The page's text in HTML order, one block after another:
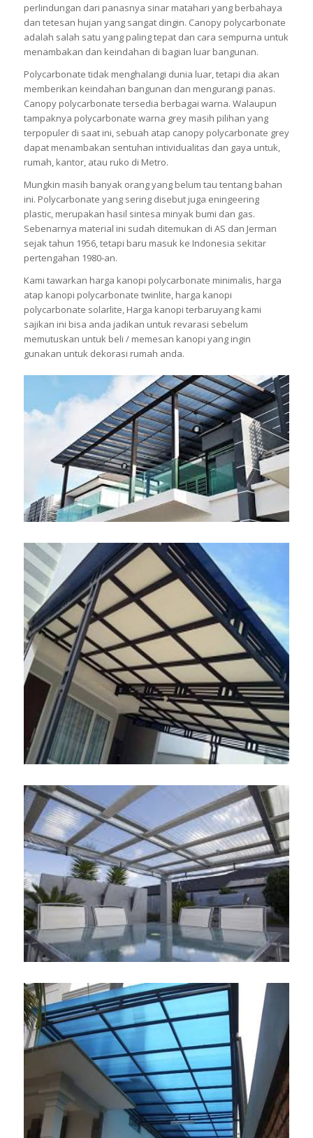
perlindungan dari panasnya sinar matahari yang berbahaya
dan tetesan hujan yang sangat dingin. Canopy polycarbonate
adalah salah satu yang paling tepat dan cara sempurna untuk
menambakan dan keindahan di bagian luar bangunan.
Polycarbonate tidak menghalangi dunia luar, tetapi dia akan
memberikan keindahan bangunan dan mengurangi panas.
Canopy polycarbonate tersedia berbagai warna. Walaupun
tampaknya polycarbonate warna grey masih pilihan yang
terpopuler di saat ini, sebuah atap canopy polycarbonate grey
dapat menambakan sentuhan intividualitas dan gaya untuk,
rumah, kantor, atau ruko di Metro.
Mungkin masih banyak orang yang belum tau tentang bahan
ini. Polycarbonate yang sering disebut juga eningeering
plastic, merupakan hasil sintesa minyak bumi dan gas.
Sebenarnya material ini sudah ditemukan di AS dan Jerman
sejak tahun 1956, tetapi baru masuk ke Indonesia sekitar
pertengahan 1980-an.
Kami tawarkan harga kanopi polycarbonate minimalis, harga
atap kanopi polycarbonate twinlite, harga kanopi
polycarbonate solarlite, Harga kanopi terbaruyang kami
sajikan ini bisa anda jadikan untuk revarasi sebelum
memutuskan untuk beli / memesan kanopi yang ingin
gunakan untuk dekorasi rumah anda.